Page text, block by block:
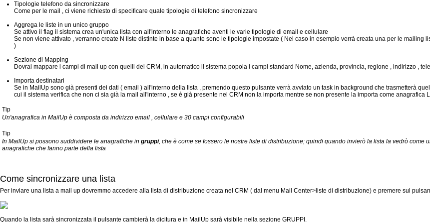
Tipologie telefono da sincronizzare
Come per le mail , ci viene richiesto di specificare quale tipologie di telefono sincronizzare
Aggrega le liste in un unico gruppo
Se attivo il flag il sistema crea un'unica lista con all'interno le anagrafiche aventi le varie tipologie di email e cellulare
Se non viene attivato , verranno create N liste distinte in base a quante sono le tipologie impostate ( Nel caso in esempio verrà creata una per le
)
Sezione di Mapping
Dovrai mappare i campi di mail up con quelli del CRM, in automatico il sistema popola i campi standard Nome, azienda, provincia, regione , indirizzo ,
Importa destinatari
Se in MailUp sono già presenti dei dati ( email ) all'interno della lista , premendo questo pulsante verrà avviato un task in background che trasmetterà
cui il sistema verifica che non ci sia già la mail all'interno , se è già presente nel CRM non la importa mentre se non presente la importa come anagrafica
Tip
Un'anagrafica in MailUp è composta da indirizzo email , cellulare e 30 campi configurabili
Tip
In MailUp si possono suddividere le anagrafiche in gruppi, che è come se fossero le nostre liste di distribuzione; quindi quando invierò la lista la vedrò come
anagrafiche che fanno parte della lista
Come sincronizzare una lista
Per inviare una lista a mail up dovremmo accedere alla lista di distribuzione creata nel CRM ( dal menu Mail Center>liste di distribuzione) e premere sul
Quando la lista sarà sincronizzata il pulsante cambierà la dicitura e in MailUp sarà visibile nella sezione GRUPPI.